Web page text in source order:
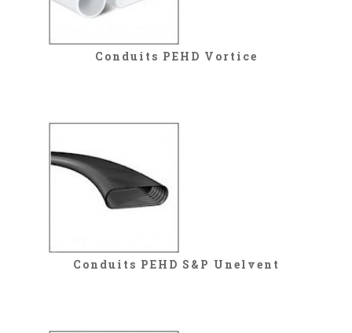
Conduits PEHD Vortice
Conduits PEHD S&P Unelvent